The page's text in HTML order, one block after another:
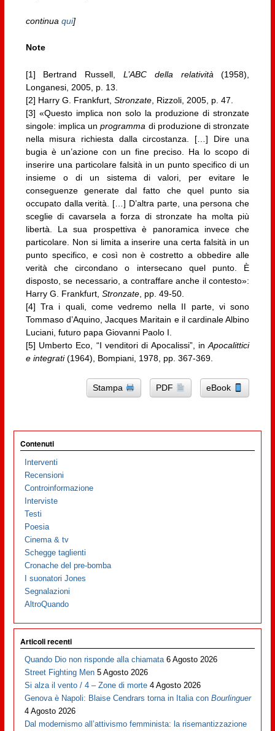
continua qui]
Note
[1] Bertrand Russell, L’ABC della relatività (1958),
Longanesi, 2005, p. 13.
[2] Harry G. Frankfurt, Stronzate, Rizzoli, 2005, p. 47.
[3] «Questo implica non solo la produzione di stronzate
singole: implica unprogramma di produzione di stronzate
nella misura richiesta dalla circostanza. […] Dire una
bugia è un’azione con un fine preciso. Ha lo scopo di
inserire una particolare falsità in un punto specifico di un
insieme o di un sistema di valori, per evitare le
conseguenze generate dal fatto che quel punto sia
occupato dalla verità. […] D’altra parte, una persona che
sceglie di cavarsela a forza di stronzate ha molta più
libertà. La sua prospettiva è panoramica invece che
particolare. Non si limita a inserire una certa falsità in un
punto specifico, e così non è costretto a obbedire alle
verità che circondano o intersecano quel punto. È
disposto, se necessario, a contraffare anche il contesto»:
Harry G. Frankfurt, Stronzate, pp. 49-50.
[4] Tra i quali, come vedremo nella II parte, vi sono
Tommaso d’Aquino, Jacques Maritain e il cardinale Albino
Luciani, futuro papa Giovanni Paolo I.
[5] Umberto Eco, “I venditori di Apocalissi”, inApocalittici
e integrati(1964), Bompiani, 1978, pp. 367-369.
Stampa PDF eBook
Contenuti
Interventi
Recensioni
Controinformazione
Interviste
Testi
Poesia
Cinema & tv
Schegge taglienti
Cronache del pre-bomba
I suonatori Jones
Segnalazioni
AltroQuando
Articoli recenti
Quando Dio non risponde alla chiamata 6 Agosto 2026
Street Fighting Men 5 Agosto 2026
Si alza il vento / 4 – Zone di morte 4 Agosto 2026
Genova è Napoli: Blaise Cendrars torna in Italia conBourlinguer
4 Agosto 2026
Dal modernismo all’attivismo femminista: la risemantizzazione